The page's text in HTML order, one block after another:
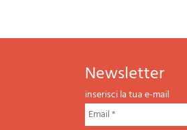
newsletter
inserisci la tua e-mail